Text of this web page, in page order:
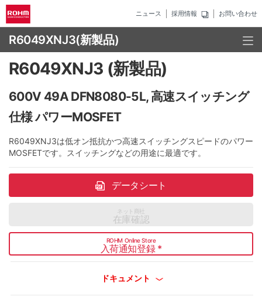
ニュース 採用情報 お問い合わせ
R6049XNJ3(新製品)
R6049XNJ3 (新製品)
600V 49A DFN8080-5L, 高速スイッチング
仕様 パワーMOSFET
R6049XNJ3は低オン抵抗かつ高速スイッチングスピードのパワー
MOSFETです。スイッチングなどの用途に最適です。
データシート
ネット商社
在庫確認
ROHM Online Store
入荷通知登録*
ドキュメント